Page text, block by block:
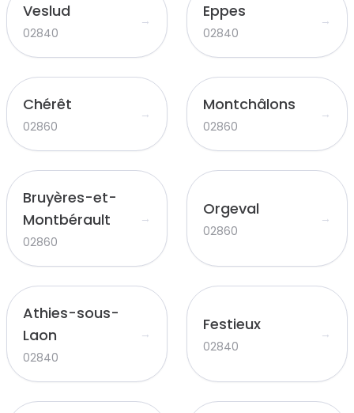
Veslud
02840
→ Eppes
02840
→
Chérêt
02860
→ Montchâlons
02860
→
Bruyères-et-
Montbérault
02860
→ Orgeval
02860
→
Athies-sous-
Laon
02840
→ Festieux
02840
→